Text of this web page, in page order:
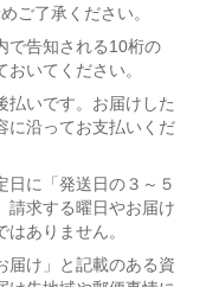
ご了承ください。
で告知される10桁の
おいてください。
払いです。お届けした
に沿ってお支払いくだ
日に「発送日の３～５
請求する曜日やお届け
ありません。
届け」と記載のある資